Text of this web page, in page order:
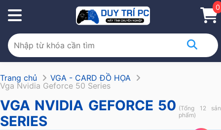
0
Trang chủ
VGA - CARD ĐỒ HỌA
Vga Nvidia Geforce 50 Series
VGA NVIDIA GEFORCE 50
SERIES
(Tổng 12 sản
phẩm)